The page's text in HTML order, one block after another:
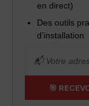
en direct)
Des outils
d’installation